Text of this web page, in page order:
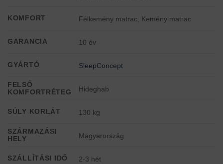
KOMFORT Félkemény matrac, Kemény matrac
GARANCIA 10 év
GYÁRTÓ SleepConcept
FELSŐ
KOMFORTRÉTEG
Hideghab
SÚLY KORLÁT 130 kg
SZÁRMAZÁSI
HELY
Magyarország
SZÁLLÍTÁSI IDŐ 2-3 hét